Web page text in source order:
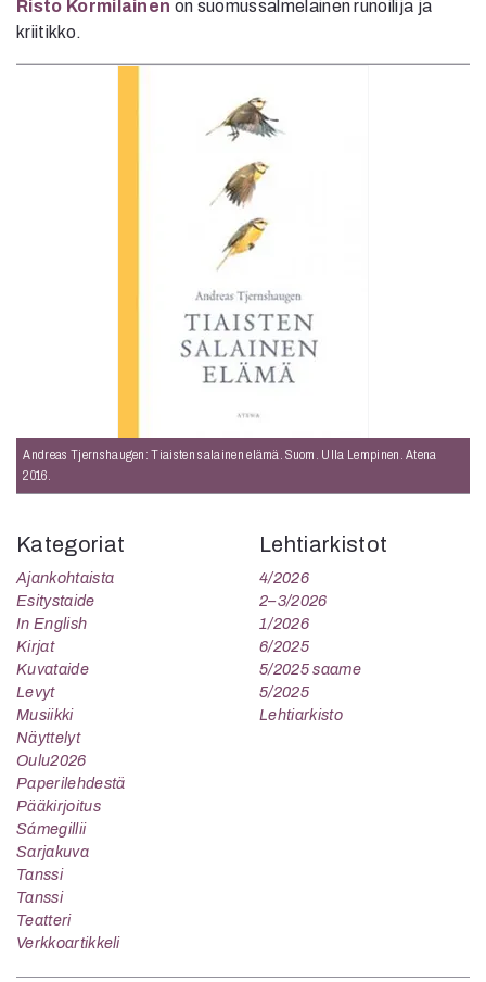
Risto Kormilainen on suomussalmelainen runoilija ja
kriitikko.
Andreas Tjernshaugen: Tiaisten salainen elämä. Suom. Ulla Lempinen. Atena
2016.
Kategoriat
Ajankohtaista
Esitystaide
In English
Kirjat
Kuvataide
Levyt
Musiikki
Näyttelyt
Oulu2026
Paperilehdestä
Pääkirjoitus
Sámegillii
Sarjakuva
Tanssi
Tanssi
Teatteri
Verkkoartikkeli
Lehtiarkistot
4/2026
2–3/2026
1/2026
6/2025
5/2025 saame
5/2025
Lehtiarkisto